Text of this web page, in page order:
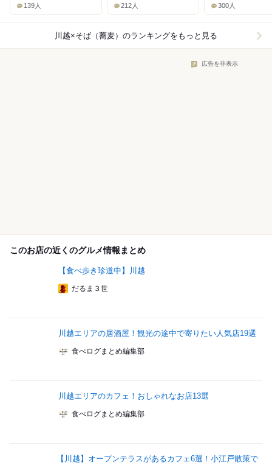
139人 212人 300人
川越×そば（蕎麦） のランキングをもっと見る
広告を非表示
このお店の近くのグルメ情報まとめ
【食べ歩き珍道中】川越
だるま３世
川越エリアの居酒屋！観光の途中で寄りたい人気店19選
食べログまとめ編集部
川越エリアのカフェ！おしゃれなお店13選
食べログまとめ編集部
【川越】オープンテラスがあるカフェ6選！小江戸散策で